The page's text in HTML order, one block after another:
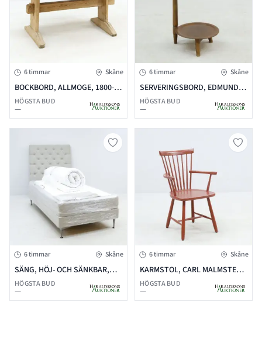
6 timmar Skåne
BOCKBORD, ALLMOGE, 1800-
TAL
HÖGSTA BUD
—
6 timmar Skåne
SERVERINGSBORD, EDMUND
JÖRGENSEN, DANMARK,
VALNÖT
HÖGSTA BUD
—
6 timmar Skåne
SÄNG, HÖJ- OCH SÄNKBAR,
EKENS ESSENS, 105X200CM,
MED GAVEL
HÖGSTA BUD
—
6 timmar Skåne
KARMSTOL, CARL MALMSTEN,
LILLA ÅLAND, STOLAB, RÖD
HÖGSTA BUD
—